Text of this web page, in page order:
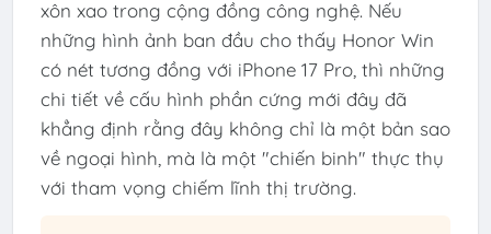
xôn xao trong cộng đồng công nghệ. Nếu
những hình ảnh ban đầu cho thấy Honor Win
có nét tương đồng với iPhone 17 Pro, thì những
chi tiết về cấu hình phần cứng mới đây đã
khẳng định rằng đây không chỉ là một bản sao
về ngoại hình, mà là một "chiến binh" thực thụ
với tham vọng chiếm lĩnh thị trường.